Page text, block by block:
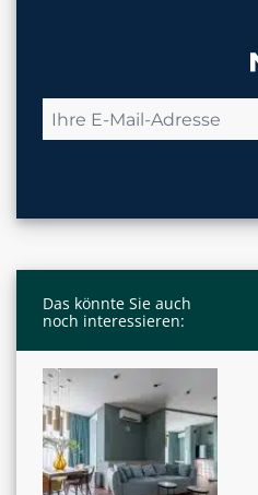
Das könnte Sie auch
noch interessieren: